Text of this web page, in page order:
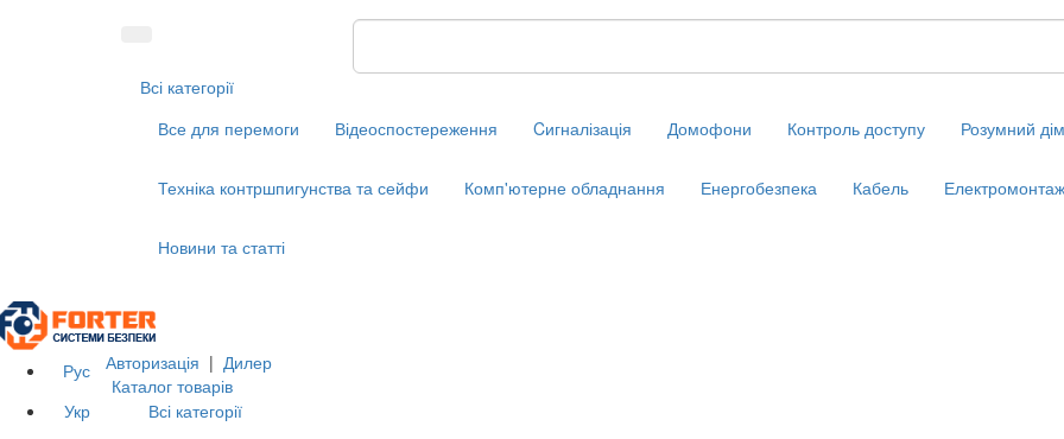
Всі категорії
Все для перемоги
Відеоспостереження Cигналізація Домофони Контроль доступу Розумний дім
Техніка контршпигунства та сейфи Комп'ютерне обладнання Енергобезпека Кабель
Новини та статті
Рус
Укр
Авторизація | Дилер
Каталог товарів
Всі категорії